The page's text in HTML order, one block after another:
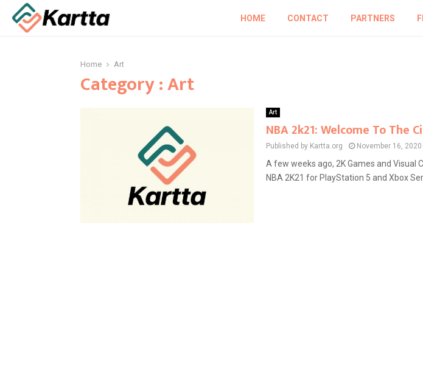
HOME CONTACT PARTNERS
Home Art
Category : Art
Art
NBA 2k21: Welcome To The
Published by Kartta.org November 16, 2020
A few weeks ago, 2K Games and Visual
NBA 2K21 for PlayStation 5 and Xbox